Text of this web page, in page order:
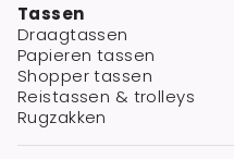
Tassen
Draagtassen
Papieren tassen
Shopper tassen
Reistassen & trolleys
Rugzakken